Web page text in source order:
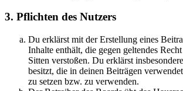
3. Pflichten des Nutzers
Du erklärst mit der Erstellung eines
Inhalte enthält, die gegen geltendes
Sitten verstoßen. Du erklärst
besitzt, die in deinen Beiträgen
zu setzen bzw. zu verwenden.